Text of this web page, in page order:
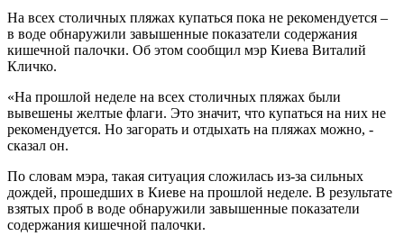
На всех столичных пляжах купаться пока не рекомендуется –
в воде обнаружили завышенные показатели содержания
кишечной палочки. Об этом сообщил мэр Киева Виталий
Кличко.
«На прошлой неделе на всех столичных пляжах были
вывешены желтые флаги. Это значит, что купаться на них не
рекомендуется. Но загорать и отдыхать на пляжах можно, -
сказал он.
По словам мэра, такая ситуация сложилась из-за сильных
дождей, прошедших в Киеве на прошлой неделе. В результате
взятых проб в воде обнаружили завышенные показатели
содержания кишечной палочки.